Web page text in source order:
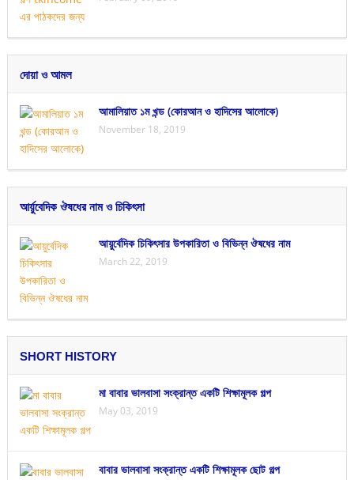
দোয়া ও আমল
আমালিয়াত ১ম খন্ড (কোরআন ও হাদিসের আলোকে)
November 18, 2019
আর্য়ুবেদিক ঔষধের নাম ও চিকিৎসা
আয়ুর্বেদিক চিকিৎসার উপকারিতা ও বিভিন্ন ঔষধের নাম
March 22, 2019
SHORT HISTORY
মা বাবার ভালবাসা সংক্রান্ত একটি শিক্ষামূলক গল্প
May 03, 2019
বাবার ভালবাসা সংক্রান্ত একটি শিক্ষামূলক ছোট গল্প